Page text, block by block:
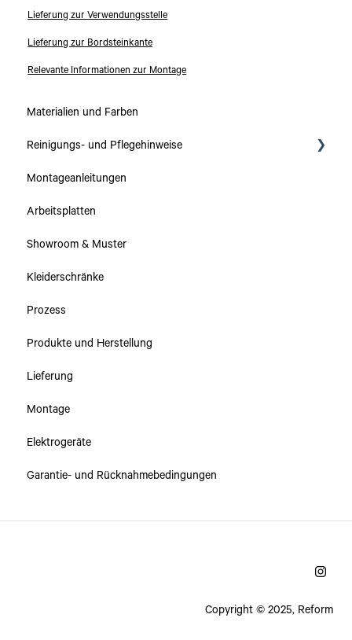
Lieferung zur Verwendungsstelle
Lieferung zur Bordsteinkante
Relevante Informationen zur Montage
Materialien und Farben
Reinigungs- und Pflegehinweise
Kollektionen
Arbeitsplatten
Schränke & Schubladen
Montageanleitungen
Arbeitsplatten
Showroom & Muster
Kleiderschränke
Prozess
Produkte und Herstellung
Lieferung
Montage
Elektrogeräte
Garantie- und Rücknahmebedingungen
Copyright © 2025, Reform